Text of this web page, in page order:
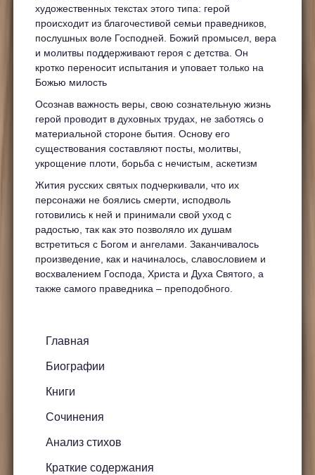
художественных текстах этого типа: герой
происходит из благочестивой семьи праведников,
послушных воле Господней. Божий промысел, вера
и молитвы поддерживают героя с детства. Он
кротко переносит испытания и уповает только на
Божью милость
Осознав важность веры, свою сознательную жизнь
герой проводит в духовных трудах, не заботясь о
материальной стороне бытия. Основу его
существования составляют посты, молитвы,
укрощение плоти, борьба с нечистым, аскетизм
Жития русских святых подчеркивали, что их
персонажи не боялись смерти, исподволь
готовились к ней и принимали свой уход с
радостью, так как это позволяло их душам
встретиться с Богом и ангелами. Заканчивалось
произведение, как и начиналось, славословием и
восхвалением Господа, Христа и Духа Святого, а
также самого праведника – преподобного.
Главная
Биографии
Книги
Сочинения
Анализ стихов
Краткие содержания